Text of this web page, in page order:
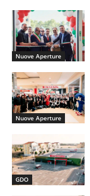
Nuove Aperture
Nuove Aperture
GDO